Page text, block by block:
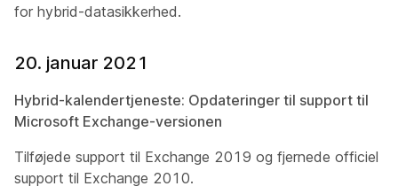
for hybrid-datasikkerhed.
20. januar 2021
Hybrid-kalendertjeneste: Opdateringer til support til
Microsoft Exchange-versionen
Tilføjede support til Exchange 2019 og fjernede officiel
support til Exchange 2010.